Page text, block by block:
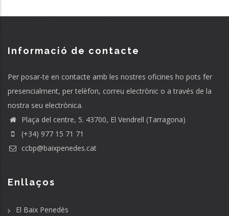
Informació de contacte
Per posar-te en contacte amb les nostres oficines ho pots fer
presencialment, per telèfon, correu electrònic o a través de la
nostra seu electrònica.
Plaça del centre, 5. 43700, El Vendrell (Tarragona)
(+34) 977 15 71 71
ccbp@baixpenedes.cat
Enllaços
El Baix Penedès